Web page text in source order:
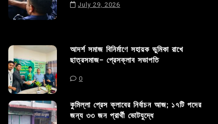
July 29, 2026
আদর্শ সমাজ বিনির্মাণে সহায়ক ভুমিকা রাখে
ছাত্রসমাজ- প্রেসক্লাব সভাপতি
0
কুমিল্লা প্রেস ক্লাবের নির্বাচন আজ; ১৭টি পদের
জন্য ৩৩ জন প্রার্থী ভোটযুদ্ধে